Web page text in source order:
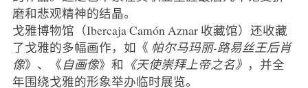
磨和悲观精神的结晶。
戈雅博物馆（Ibercaja Camón Aznar 收藏馆）还收藏
了戈雅的多幅画作，如《 帕尔马玛丽-路易丝王后肖
像》、《自画像》和 《天使崇拜上帝之名》 ，并全
年围绕戈雅的形象举办临时展览。